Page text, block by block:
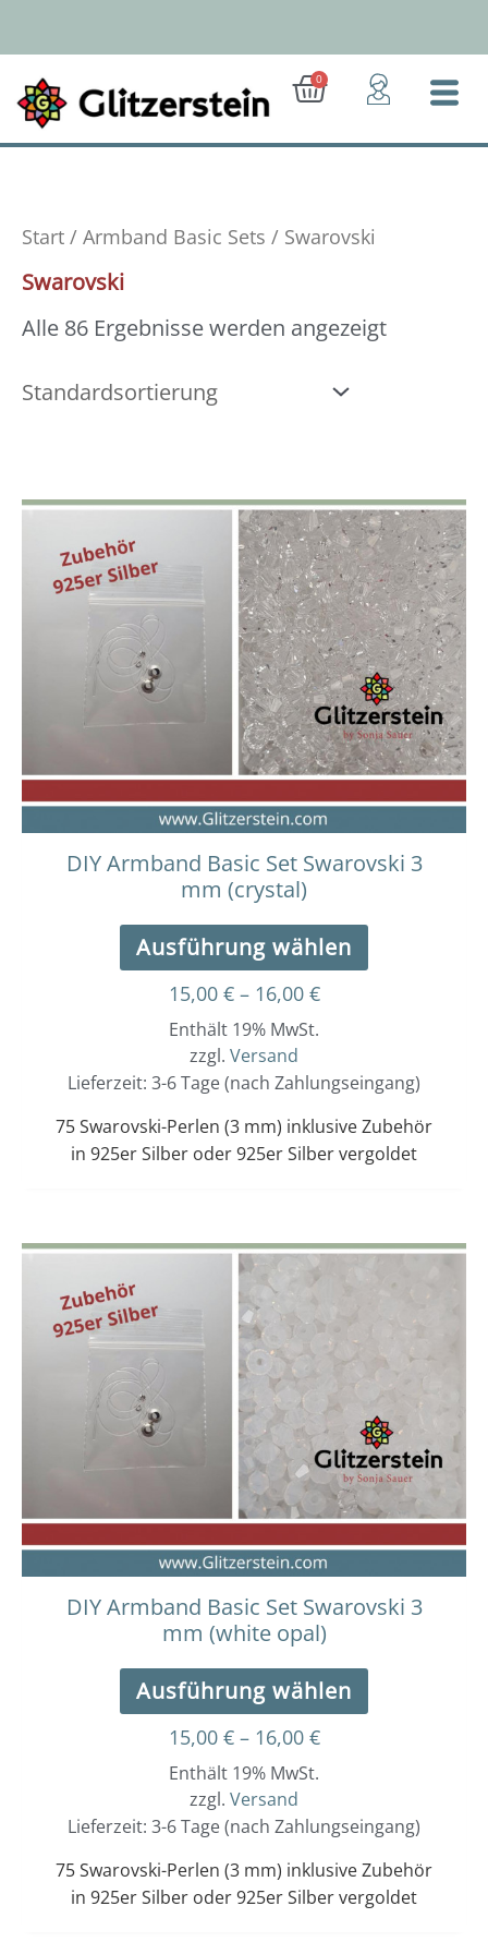
springen
0
Warenkorb
Start / Armband Basic Sets / Swarovski
Swarovski
Alle 86 Ergebnisse werden angezeigt
DIY Armband Basic Set Swarovski 3
mm (crystal)
Ausführung wählen
Dieses
Produkt
weist
mehrere
Varianten
auf.
Die
Optionen
können
auf
der
werden
15,00 € – 16,00 €
Preisspanne:
15,00 €
bis
16,00 €
Enthält 19% MwSt.
zzgl. Versand
Lieferzeit: 3-6 Tage (nach Zahlungseingang)
75 Swarovski-Perlen (3 mm) inklusive Zubehör
in 925er Silber oder 925er Silber vergoldet
DIY Armband Basic Set Swarovski 3
mm (white opal)
Ausführung wählen
Dieses
Produkt
mehrere
Varianten
auf.
Die
Optionen
können
auf
der
werden
15,00 € – 16,00 €
Preisspanne:
15,00 €
16,00 €
Enthält 19% MwSt.
zzgl. Versand
Lieferzeit: 3-6 Tage (nach Zahlungseingang)
75 Swarovski-Perlen (3 mm) inklusive Zubehör
in 925er Silber oder 925er Silber vergoldet